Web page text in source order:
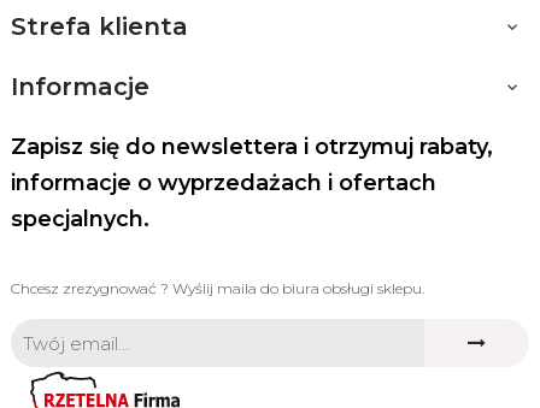
Strefa klienta 
Informacje 
Zapisz się do newslettera i otrzymuj rabaty,
informacje o wyprzedażach i ofertach
specjalnych.
Chcesz zrezygnować ? Wyślij maila do biura obsługi sklepu.